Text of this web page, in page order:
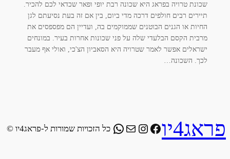
שכונת טרויה בפראג היא שכונה רבת יופי ופאר שכדאי לכם להכיר.
תיירים רבים חולפים דרכה מדי ביום, בין אם זה בעת נסיעתם לגן
החיות או הגנים הבוטנים שממוקמים בה, ועדיין הם מפספסים את
מרבית הקסם הבלעדי שלה על פני שכונות אחרות בעיר. במונחים
ישראלים אפשר לאמר שטרויה היא הסאביון הצ'כי, ואולי אף מעבר
לכך. השכונה…
פראג4יו Facebook
Instagram
Mail
WhatsApp
כל הזכויות שמורות ל-פראג4יו ©